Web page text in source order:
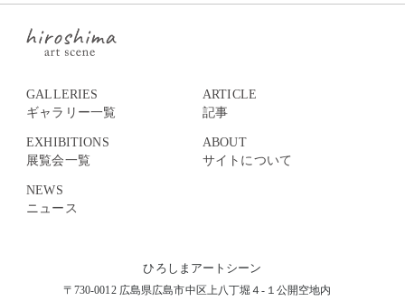
ひろしまアートシーン
〒730-0012 広島県広島市中区上八丁堀４-１公開空地内
GALLERIES
ギャラリー一覧
EXHIBITIONS
展覧会一覧
NEWS
ニュース
ARTICLE
記事
ABOUT
サイトについて